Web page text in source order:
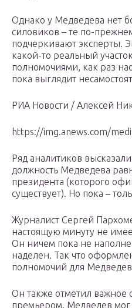
Однако у Медведева нет
силовиков – те по-
подчеркивают эксперты.
какой-то реальный
полномочиями, как раз
пока выглядит
РИА Новости / Алексей
https://img.anews.com/
Ряд аналитиков
должность Медведева
президента (которого
существует). Но пока –
Журналист Сергей
настоящую минуту не
Он ничем пока не
наделен. Так что
полномочий для
Он также отметил важное
премьером, Медведев мог